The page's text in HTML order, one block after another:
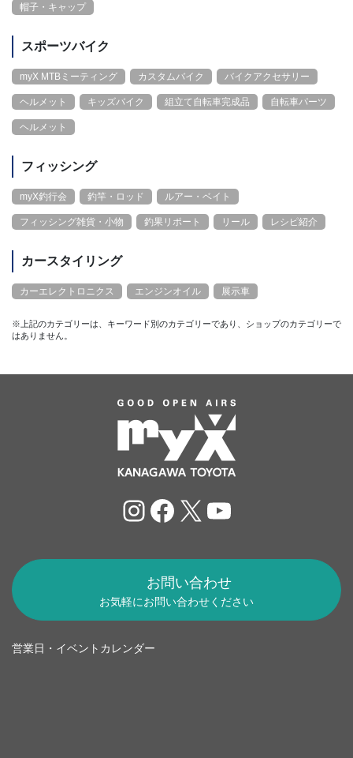
帽子・キャップ
スポーツバイク
myX MTBミーティング カスタムバイク バイクアクセサリー
ヘルメット キッズバイク 組立て自転車完成品 自転車パーツ
ヘルメット
フィッシング
myX釣行会 釣竿・ロッド ルアー・ベイト
フィッシング雑貨・小物 釣果リポート リール レシピ紹介
カースタイリング
カーエレクトロニクス エンジンオイル 展示車
※上記のカテゴリーは、キーワード別のカテゴリーであり、ショップのカテゴリーで
はありません。
Instagram
Facebook
X YouTube
お問い合わせ
お気軽にお問い合わせください
営業日・イベントカレンダー